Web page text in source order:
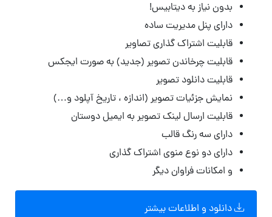
بدون نیاز به دیتابیس!
دارای پنل مدیریت ساده
قابلیت اشتراک گذاری تصاویر
قابلیت چرخاندن تصویر (جدید) به صورت ایجکس
قابلیت دانلود تصویر
نمایش جزئیات تصویر (اندازه ، تاریخ آپلود و…)
قابلیت ارسال لینک تصویر به ایمیل دوستان
دارای سه رنگ قالب
دارای دو نوع منوی اشتراک گذاری
و امکانات فراوان دیگر
دانلود و اطلاعات بیشتر